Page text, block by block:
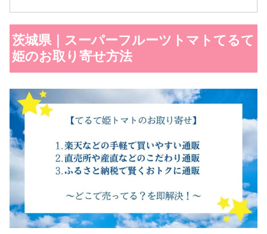
茨城県｜スーパーフルーツトマトてるて
姫のお取り寄せ方法